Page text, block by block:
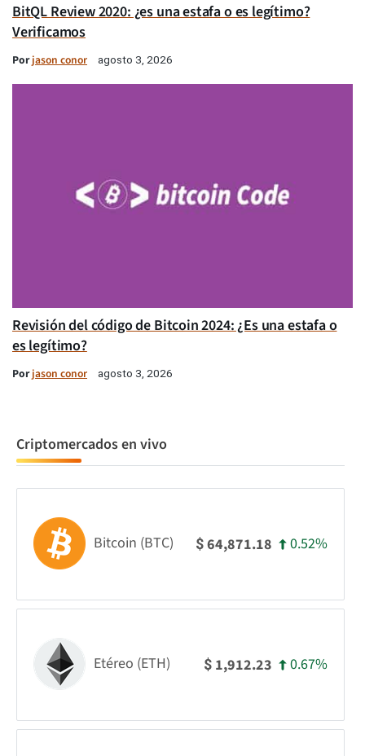
BitQL Review 2020: ¿es una estafa o es legítimo?
Verificamos
Porjason conor agosto 3, 2026
Revisión del código de Bitcoin 2024: ¿Es una estafa o
es legítimo?
Porjason conor agosto 3, 2026
Criptomercados en vivo
Bitcoin (BTC) $64,871.18 0.52%
Etéreo (ETH) $ 1,912.23 0.67%